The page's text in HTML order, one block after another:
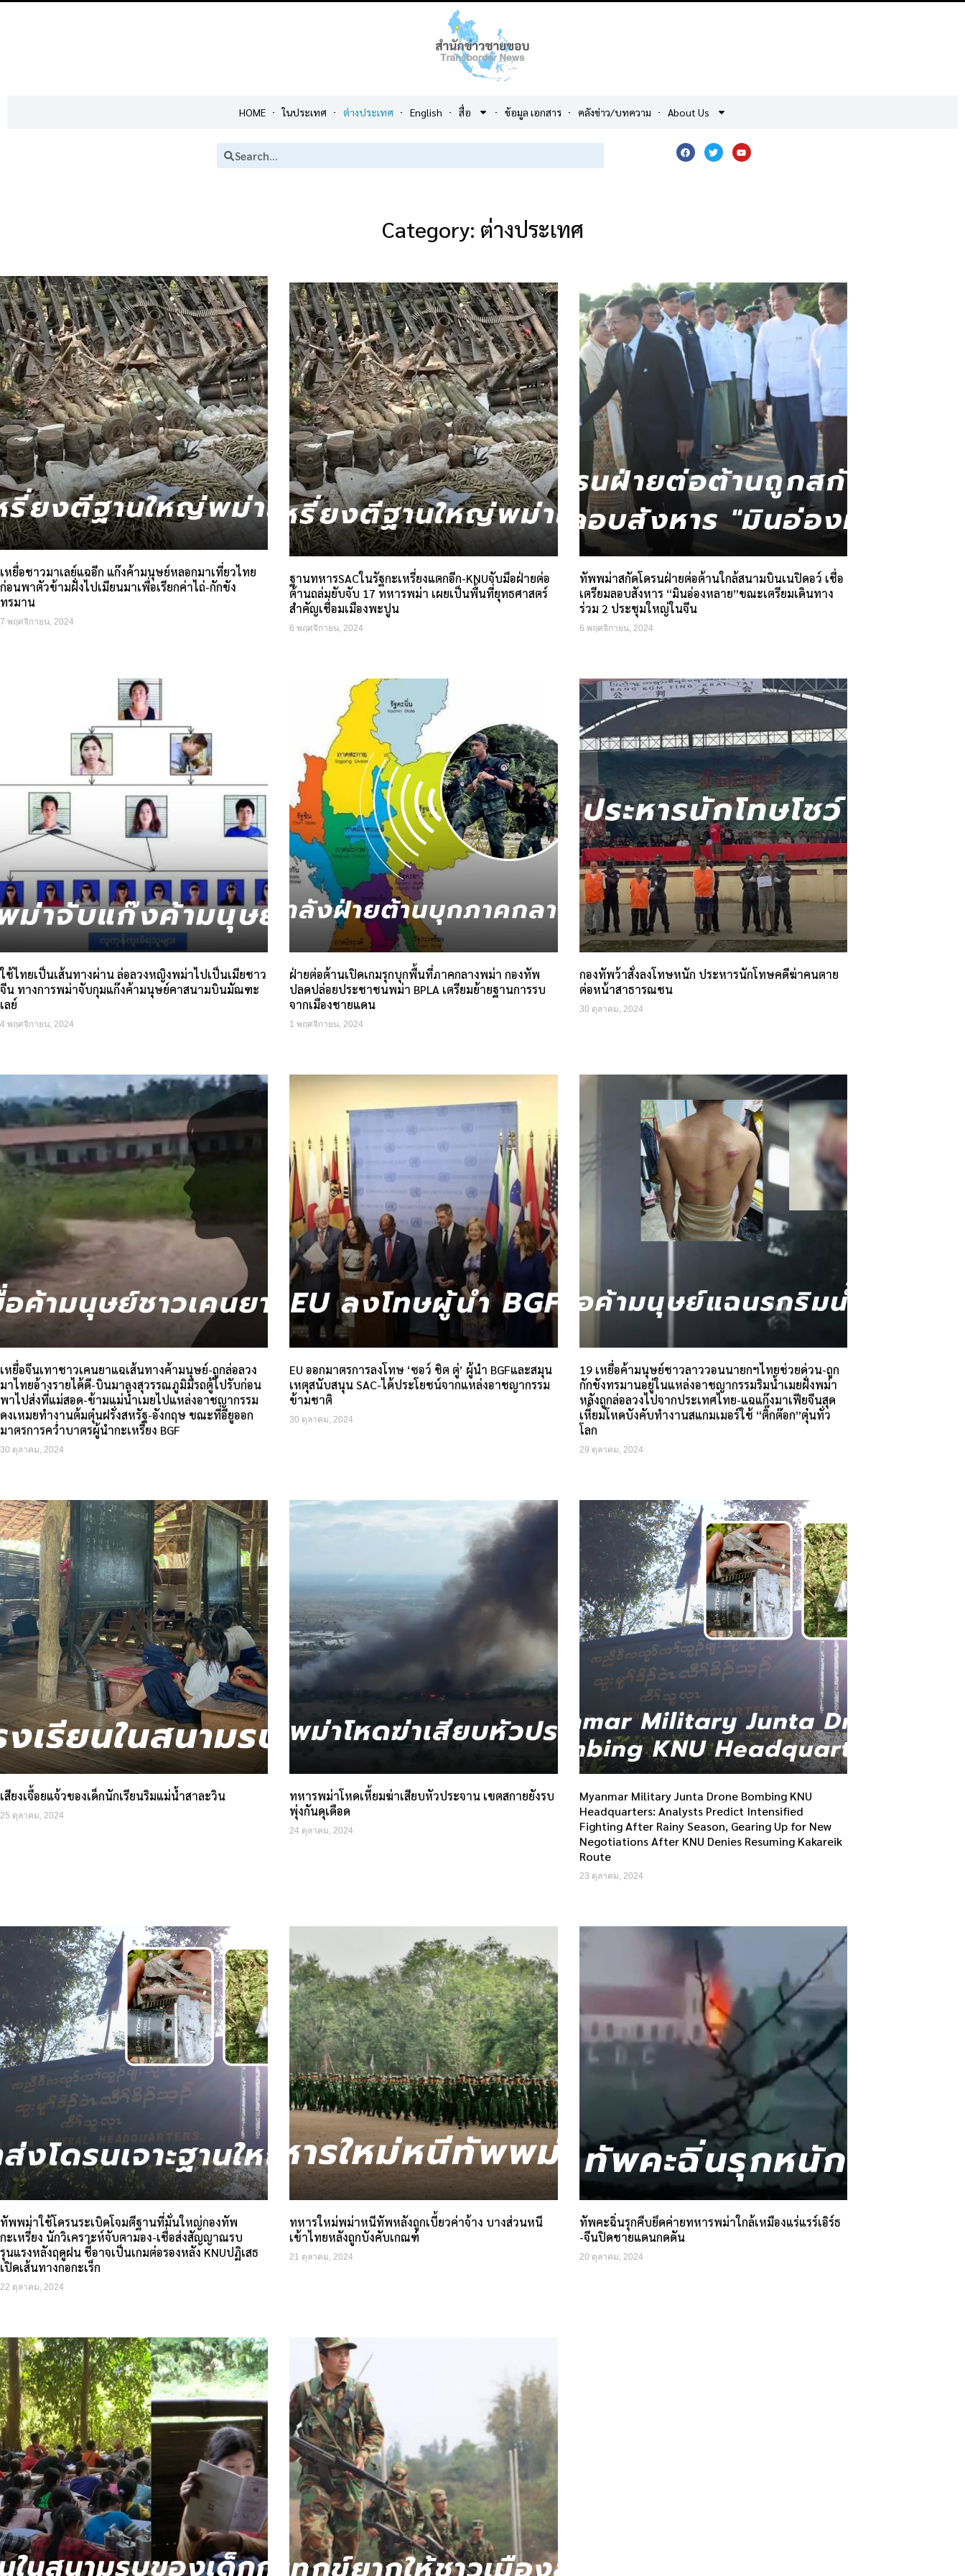
HOME ในประเทศ ต่างประเทศ English สื่อ ข้อมูล เอกสาร คลังข่าว/บทความ About Us
Category: ต่างประเทศ
เหยื่อชาวมาเลย์แฉอีก แก๊งค้ามนุษย์หลอกมาเที่ยวไทย
ก่อนพาตัวข้ามฝั่งไปเมียนมาเพื่อเรียกค่าไถ่-กักขัง
ทรมาน
7 พฤศจิกายน, 2024
ฐานทหารSACในรัฐกะเหรี่ยงแตกอีก-KNUจับมือฝ่ายต่อ
ต้านถล่มยับจับ 17 ทหารพม่า เผยเป็นพื้นที่ยุทธศาสตร์
สำคัญเชื่อมเมืองพะปูน
6 พฤศจิกายน, 2024
ทัพพม่าสกัดโดรนฝ่ายต่อต้านใกล้สนามบินเนปิดอว์ เชื่อ
เตรียมลอบสังหาร “มินอ่องหลาย”ขณะเตรียมเดินทาง
ร่วม 2 ประชุมใหญ่ในจีน
6 พฤศจิกายน, 2024
ใช้ไทยเป็นเส้นทางผ่าน ล่อลวงหญิงพม่าไปเป็นเมียชาว
จีน ทางการพม่าจับกุมแก๊งค้ามนุษย์คาสนามบินมัณฑะ
เลย์
4 พฤศจิกายน, 2024
ฝ่ายต่อต้านเปิดเกมรุกบุกพื้นที่ภาคกลางพม่า กองทัพ
ปลดปล่อยประชาชนพม่า BPLA เตรียมย้ายฐานการรบ
จากเมืองชายแดน
1 พฤศจิกายน, 2024
กองทัพว้าสั่งลงโทษหนัก ประหารนักโทษคดีฆ่าคนตาย
ต่อหน้าสาธารณชน
30 ตุลาคม, 2024
เหยื่อจีนเทาชาวเคนยาแฉเส้นทางค้ามนุษย์-ถูกล่อลวง
มาไทยอ้างรายได้ดี-บินมาลงสุวรรณภูมิมีรถตู้ไปรับก่อน
พาไปส่งที่แม่สอด-ข้ามแม่น้ำเมยไปแหล่งอาชญากรรม
ดงเหมยทำงานต้มตุ๋นฝรั่งสหรัฐ-อังกฤษ ขณะที่อียูออก
มาตรการคว่ำบาตรผู้นำกะเหรี่ยง BGF
30 ตุลาคม, 2024
EU ออกมาตรการลงโทษ ‘ซอว์ ชิต ตู่’ ผู้นำ BGFและสมุน
เหตุสนับสนุน SAC-ได้ประโยชน์จากแหล่งอาชญากรรม
ข้ามชาติ
30 ตุลาคม, 2024
19 เหยื่อค้ามนุษย์ชาวลาววอนนายกฯไทยช่วยด่วน-ถูก
กักขังทรมานอยู่ในแหล่งอาชญากรรมริมน้ำเมยฝั่งพม่า
หลังถูกล่อลวงไปจากประเทศไทย-แฉแก๊งมาเฟียจีนสุด
เหี้ยมโหดบังคับทำงานสแกมเมอร์ใช้ “ติ๊กต๊อก”ตุ๋นทั่ว
โลก
29 ตุลาคม, 2024
เสียงเจื้อยแจ้วของเด็กนักเรียนริมแม่น้ำสาละวิน
25 ตุลาคม, 2024
ทหารพม่าโหดเหี้ยมฆ่าเสียบหัวประจาน เขตสกายยังรบ
พุ่งกันดุเดือด
24 ตุลาคม, 2024
Myanmar Military Junta Drone Bombing KNU
Headquarters: Analysts Predict Intensified
Fighting After Rainy Season, Gearing Up for New
Negotiations After KNU Denies Resuming Kakareik
Route
23 ตุลาคม, 2024
ทัพพม่าใช้โดรนระเบิดโจมตีฐานที่มั่นใหญ่กองทัพ
กะเหรี่ยง นักวิเคราะห์จับตามอง-เชื่อส่งสัญญาณรบ
รุนแรงหลังฤดูฝน ชี้อาจเป็นเกมต่อรองหลัง KNUปฏิเสธ
เปิดเส้นทางกอกะเร็ก
22 ตุลาคม, 2024
ทหารใหม่พม่าหนีทัพหลังถูกเบี้ยวค่าจ้าง บางส่วนหนี
เข้าไทยหลังถูกบังคับเกณฑ์
21 ตุลาคม, 2024
ทัพคะฉิ่นรุกคืบยึดค่ายทหารพม่าใกล้เหมืองแร่แรร์เอิร์ธ
-จีนปิดชายแดนกดดัน
20 ตุลาคม, 2024